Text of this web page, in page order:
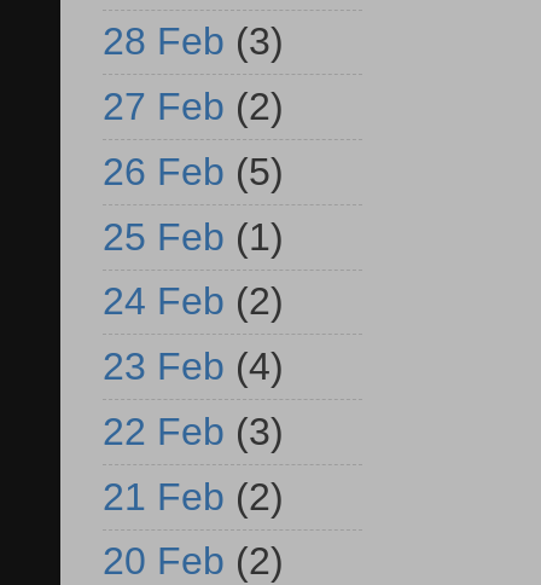
28 Feb (3)
27 Feb (2)
26 Feb (5)
25 Feb (1)
24 Feb (2)
23 Feb (4)
22 Feb (3)
21 Feb (2)
20 Feb (2)